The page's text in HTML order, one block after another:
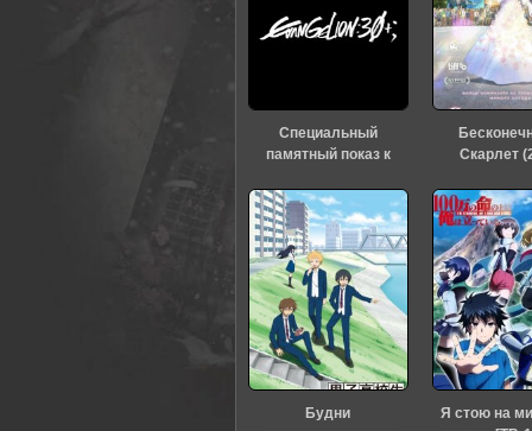
Специальный
памятный показ к
«Евангелиона» (2026)
Скарлет
Будни
Я стою на